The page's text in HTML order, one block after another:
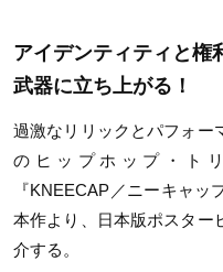
アイデンティティと権
武器に立ち上がる！
過激なリリックとパフォー
のヒップホップ・ト
『KNEECAP／ニーキャッ
本作より、日本版ポスター
介する。